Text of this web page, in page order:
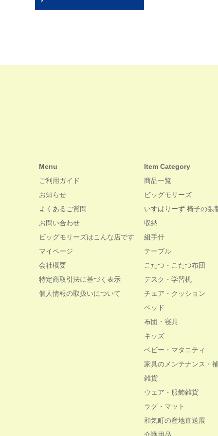
Menu
ご利用ガイド
お知らせ
よくあるご質問
お問い合わせ
ビッグモリーズはこんな店です
マイページ
会社概要
特定商取引法に基づく表示
個人情報の取扱いについて
Item Category
商品一覧
ビッグモリーズ
いすはりーず 椅子の張
収納
組手什
テーブル
こたつ・こたつ布団
デスク・学習机
チェア・クッション
ベッド
布団・寝具
キッズ
ベビー・マタニティ
家具のメンテナンス・
雑貨
ウェア・服飾雑貨
ラグ・マット
和気町の産地直送展